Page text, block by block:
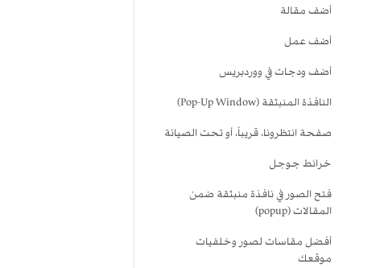
أضف مقالة
أضف عمل
أضف ودجات في ووردبريس
النافذة المنبثقة (Pop-Up Window)
صفحة انتظرونا، قريباً، أو تحت الصيانة
خرائط جوجل
فتح الصور في نافذة منبثقة ضمن
المقالات (popup)
أفضل مقاسات لصور وخلفيات
موقعك